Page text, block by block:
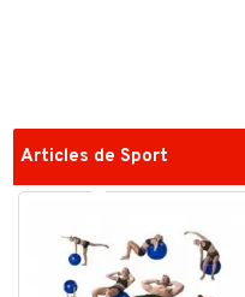
Articles de Sport